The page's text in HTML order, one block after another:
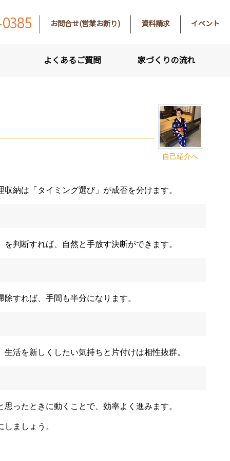
お問合せ(営業お断り) 資料請求 イベント
よくあるご質問 家づくりの流れ
自己紹介へ
納は「タイミング選び」が成否を分けます。
判断すれば、自然と手放す決断ができます。
すれば、手間も半分になります。
活を新しくしたい気持ちと片付けは相性抜群。
ったときに動くことで、効率よく進みます。
ましょう。